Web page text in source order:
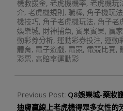
機救援金, 老虎機機率, 老虎機玩
介, 老虎機規則, 職棒, 角子機玩法
機技巧, 角子老虎機玩法, 角子老
娛樂城, 財神捕魚, 賓果賓果, 贏
動彩券分析, 運動彩券投注, 運動
體育, 電子遊戲, 電競, 電競比賽,
彩票, 高賠率運動彩
Previous Post: Q8娛樂城-藥妝
迪膚贏線上老虎機得眾多女性的